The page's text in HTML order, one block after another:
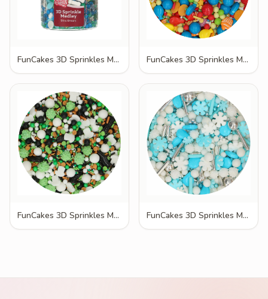
FunCakes 3D Sprinkles Medley Dino Dream 70g FunCakes 3D Sprinkles Medley Fødselsdag Bash 70g
FunCakes 3D Sprinkles Medley Football Fever 70g FunCakes 3D Sprinkles Medley Frosty Winters 70g